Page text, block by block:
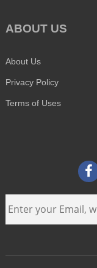
ABOUT US
About Us
Privacy Policy
Terms of Uses